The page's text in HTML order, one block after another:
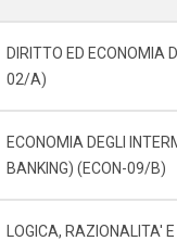
DIRITTO ED ECONOMIA
02/A)
ECONOMIA DEGLI
BANKING) (ECON-09/B)
LOGICA, RAZIONALITA'